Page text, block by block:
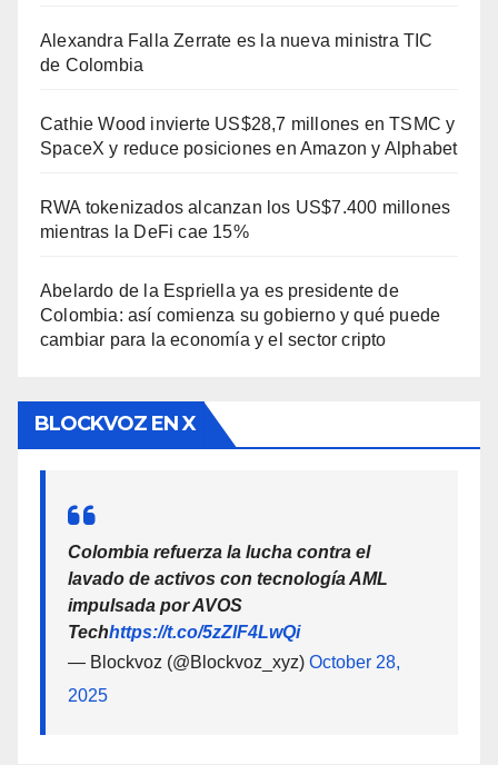
Alexandra Falla Zerrate es la nueva ministra TIC
de Colombia
Cathie Wood invierte US$28,7 millones en TSMC y
SpaceX y reduce posiciones en Amazon y Alphabet
RWA tokenizados alcanzan los US$7.400 millones
mientras la DeFi cae 15%
Abelardo de la Espriella ya es presidente de
Colombia: así comienza su gobierno y qué puede
cambiar para la economía y el sector cripto
BLOCKVOZ EN X
Colombia refuerza la lucha contra el
lavado de activos con tecnología AML
impulsada por AVOS
Techhttps://t.co/5zZlF4LwQi
— Blockvoz (@Blockvoz_xyz) October 28,
2025